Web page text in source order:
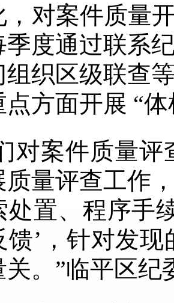
，对案件质量
季度通过联系
组织区级联查
点方面开展 “
对案件质量
质量评查工作
处置、程序手
馈’，针对发
关。”临平区纪